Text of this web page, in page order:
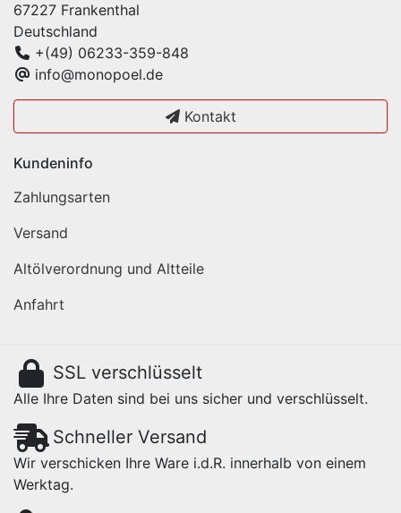
67227 Frankenthal
Deutschland
+(49) 06233-359-848
info@monopoel.de
Kontakt
Kundeninfo
Zahlungsarten
Versand
Altölverordnung und Altteile
Anfahrt
SSL verschlüsselt
Alle Ihre Daten sind bei uns sicher und verschlüsselt.
Schneller Versand
Wir verschicken Ihre Ware i.d.R. innerhalb von einem
Werktag.